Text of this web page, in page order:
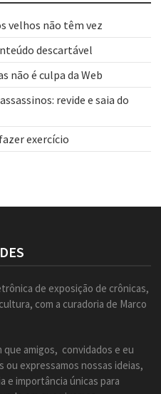
velhos não têm vez
descartável
não é culpa da Web
revide e saia do
exercício
de exposição de crônicas,
com a curadoria de Marco
que amigos, convidados e eu
expressamos nossas ideias,
e importância únicas para